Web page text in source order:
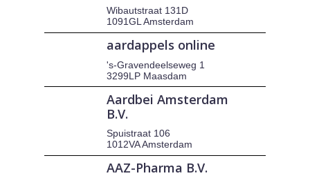
Wibautstraat 131D
1091GL Amsterdam
aardappels online
's-Gravendeelseweg 1
3299LP Maasdam
Aardbei Amsterdam
B.V.
Spuistraat 106
1012VA Amsterdam
AAZ-Pharma B.V.